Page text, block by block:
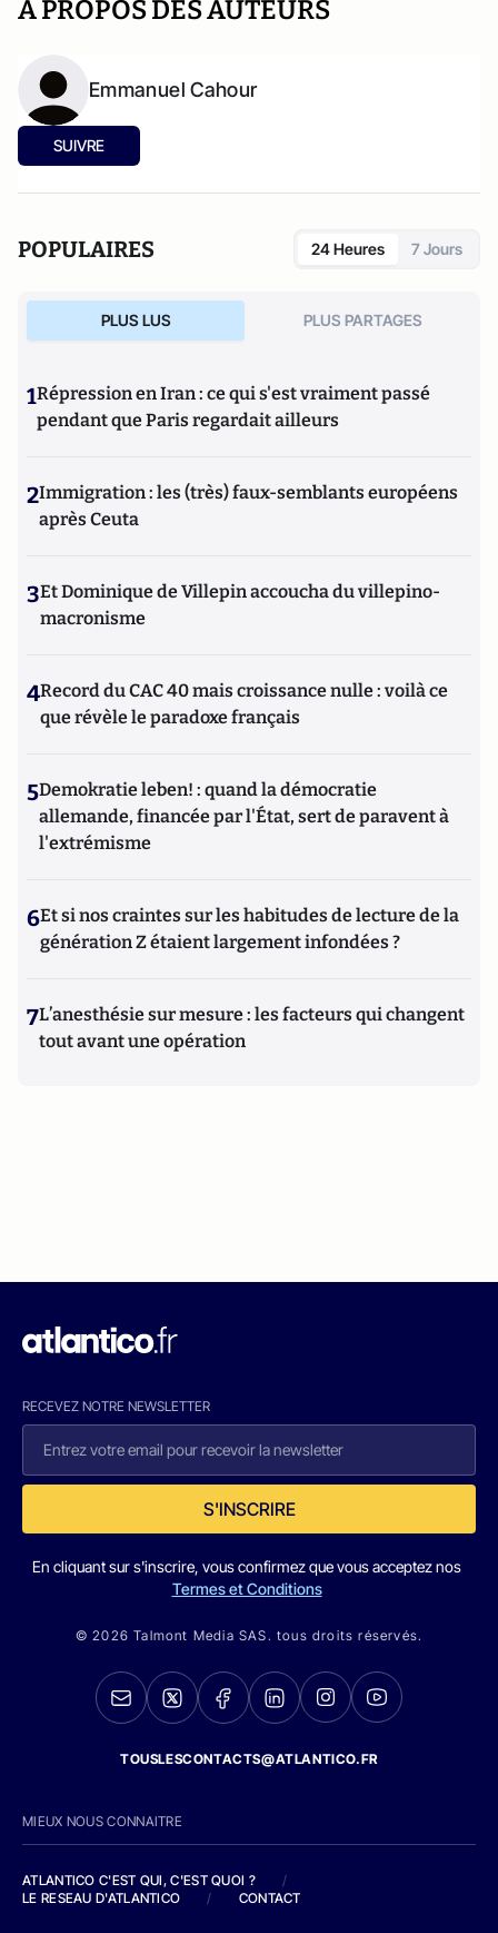
A PROPOS DES AUTEURS
Emmanuel Cahour
SUIVRE
POPULAIRES 24 Heures 7 Jours
PLUS LUS PLUS PARTAGES
1Répression en Iran : ce qui s'est vraiment passé
pendant que Paris regardait ailleurs
2Immigration : les (très) faux-semblants européens
après Ceuta
3Et Dominique de Villepin accoucha du villepino-
macronisme
4Record du CAC 40 mais croissance nulle : voilà ce
que révèle le paradoxe français
5Demokratie leben! : quand la démocratie
allemande, financée par l'État, sert de paravent à
l'extrémisme
6Et si nos craintes sur les habitudes de lecture de la
génération Z étaient largement infondées ?
7L’anesthésie sur mesure : les facteurs qui changent
tout avant une opération
RECEVEZ NOTRE NEWSLETTER
S'INSCRIRE
En cliquant sur s'inscrire, vous confirmez que vous acceptez nos
Termes et Conditions
© 2026 Talmont Media SAS. tous droits réservés.
TOUSLESCONTACTS@ATLANTICO.FR
MIEUX NOUS CONNAITRE
ATLANTICO C'EST QUI, C'EST QUOI ?
/
LE RESEAU D'ATLANTICO
/ CONTACT